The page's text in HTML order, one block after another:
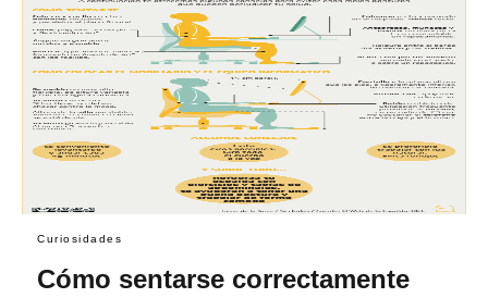
Curiosidades
Cómo sentarse correctamente